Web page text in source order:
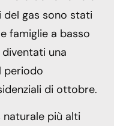
del gas sono stati
famiglie a basso
una
periodo
di ottobre.
naturale più alti